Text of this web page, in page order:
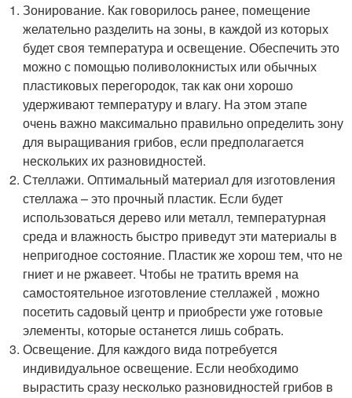
Зонирование. Как говорилось ранее, помещение
желательно разделить на зоны, в каждой из которых
будет своя температура и освещение. Обеспечить это
можно с помощью поливолокнистых или обычных
пластиковых перегородок, так как они хорошо
удерживают температуру и влагу. На этом этапе
очень важно максимально правильно определить зону
для выращивания грибов, если предполагается
нескольких их разновидностей.
Стеллажи. Оптимальный материал для изготовления
стеллажа – это прочный пластик. Если будет
использоваться дерево или металл, температурная
среда и влажность быстро приведут эти материалы в
непригодное состояние. Пластик же хорош тем, что не
гниет и не ржавеет. Чтобы не тратить время на
самостоятельное изготовление стеллажей , можно
посетить садовый центр и приобрести уже готовые
элементы, которые останется лишь собрать.
Освещение. Для каждого вида потребуется
индивидуальное освещение. Если необходимо
вырастить сразу несколько разновидностей грибов в